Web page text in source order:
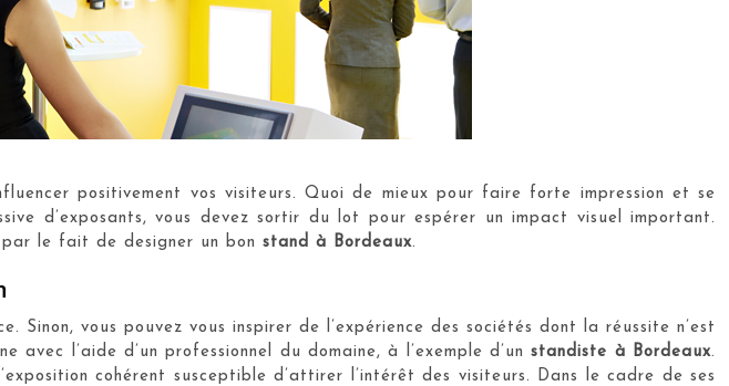
positivement vos visiteurs. Quoi de mieux pour faire forte impression et se
d’exposants, vous devez sortir du lot pour espérer un impact visuel important.
le fait de designer un bon stand à Bordeaux.
vous pouvez vous inspirer de l’expérience des sociétés dont la réussite n’est
l’aide d’un professionnel du domaine, à l’exemple d’unstandiste à Bordeaux.
cohérent susceptible d’attirer l’intérêt des visiteurs. Dans le cadre de ses